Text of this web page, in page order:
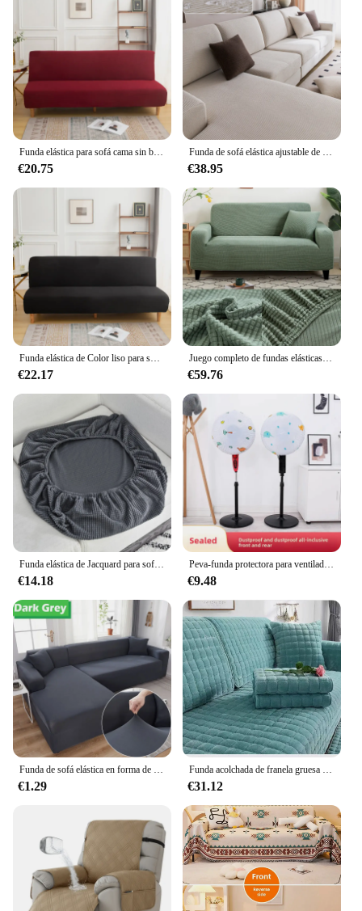
€20.75 €38.95
€22.17
Juego completo de fundas elásticas para sofá, funda protectora lavable de Color puro para evitar arañazos de gato, muebles para el hogar
€59.76
€14.18
Peva-funda protectora para ventilador de suelo, cubierta a prueba de polvo, impermeable, lavable, 3D, duradera, para sofá
€9.48
Funda de sofá elástica en forma de L, cubierta de 1/2/3/4 asientos para sillón esquinero, para sala de estar
€1.29
Funda acolchada de franela gruesa para sofá, cubierta de felpa cálida, antideslizante, Color sólido y rojo
€31.12